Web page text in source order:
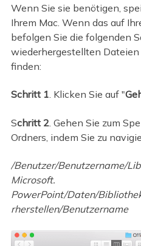
Wenn Sie sie benötigen,
Ihrem Mac. Wenn das auf
befolgen Sie die folgenden
wiederhergestellten Dateien
finden:
Schritt 1. Klicken Sie auf "
Schritt 2. Gehen Sie zum
Ordners, indem Sie zu
/Benutzer/Benutzername/
Microsoft.
PowerPoint/Daten/
rherstellen/Benutzername